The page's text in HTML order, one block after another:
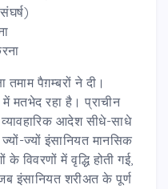
तमाम पैग़म्बरों ने दी।
में मतभेद रहा है। प्राचीन
आदेश सीधे-साधे
ज्यों इंसानियत मानसिक
विवरणों में वृद्धि होती गई,
इंसानियत शरीअत के पूर्ण